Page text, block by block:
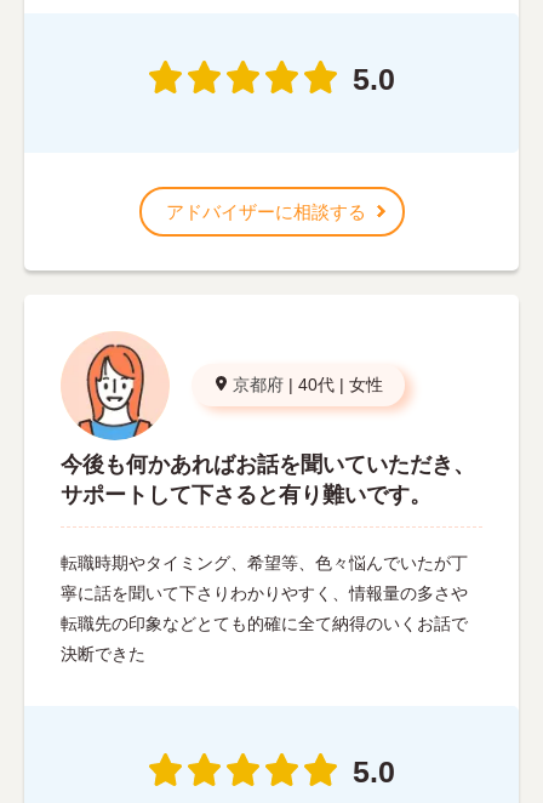
5.0
アドバイザーに相談する
京都府 | 40代 | 女性
今後も何かあればお話を聞いていただき、
サポートして下さると有り難いです。
転職時期やタイミング、希望等、色々悩んでいたが丁
寧に話を聞いて下さりわかりやすく、情報量の多さや
転職先の印象などとても的確に全て納得のいくお話で
決断できた
5.0